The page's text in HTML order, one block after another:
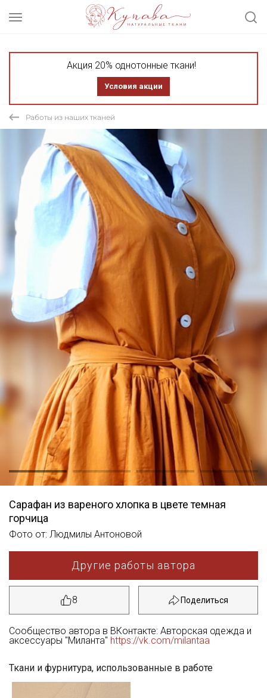
Акция 20% однотонные ткани!
Условия акции
Работы из наших тканей
Сарафан из вареного хлопка в цвете темная
горчица
Фото от: Людмилы Антоновой
Другие работы автора
8
Сообщество автора в ВКонтакте: Авторская одежда и
аксессуары "Миланта" https://vk.com/milantaa
Ткани и фурнитура, использованные в работе